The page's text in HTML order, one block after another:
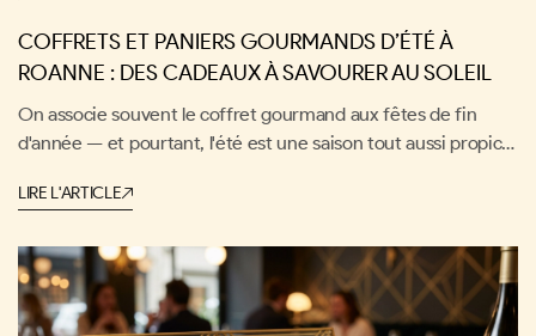
COFFRETS ET PANIERS GOURMANDS D’ÉTÉ À
ROANNE : DES CADEAUX À SAVOURER AU SOLEIL
On associe souvent le coffret gourmand aux fêtes de fin
d'année — et pourtant, l'été est une saison tout aussi propice
Roannais, artisans, producteurs locaux et caves regorgent de
d'été. Apéros en terrasse, pique-niques entre amis, soirées
barbecue… autant de moments où offrir (ou se faire plaisir)
prend tout son sens.
LIRE L'ARTICLE